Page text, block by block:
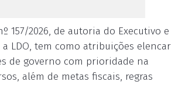
157/2026, de autoria do Executivo e
LDO, tem como atribuições elencar
de governo com prioridade na
além de metas fiscais, regras